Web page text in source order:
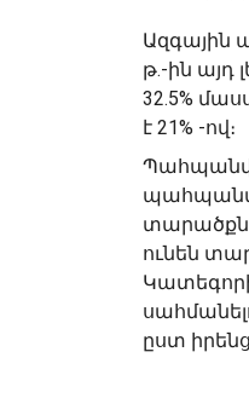
Ազգային
թ.-ին
32.5%
է 21% -ով։
ունեն
ըստ